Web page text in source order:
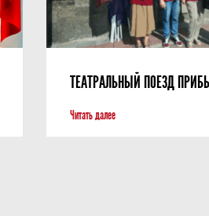
ТЕАТРАЛЬНЫЙ ПОЕЗД
Читать далее